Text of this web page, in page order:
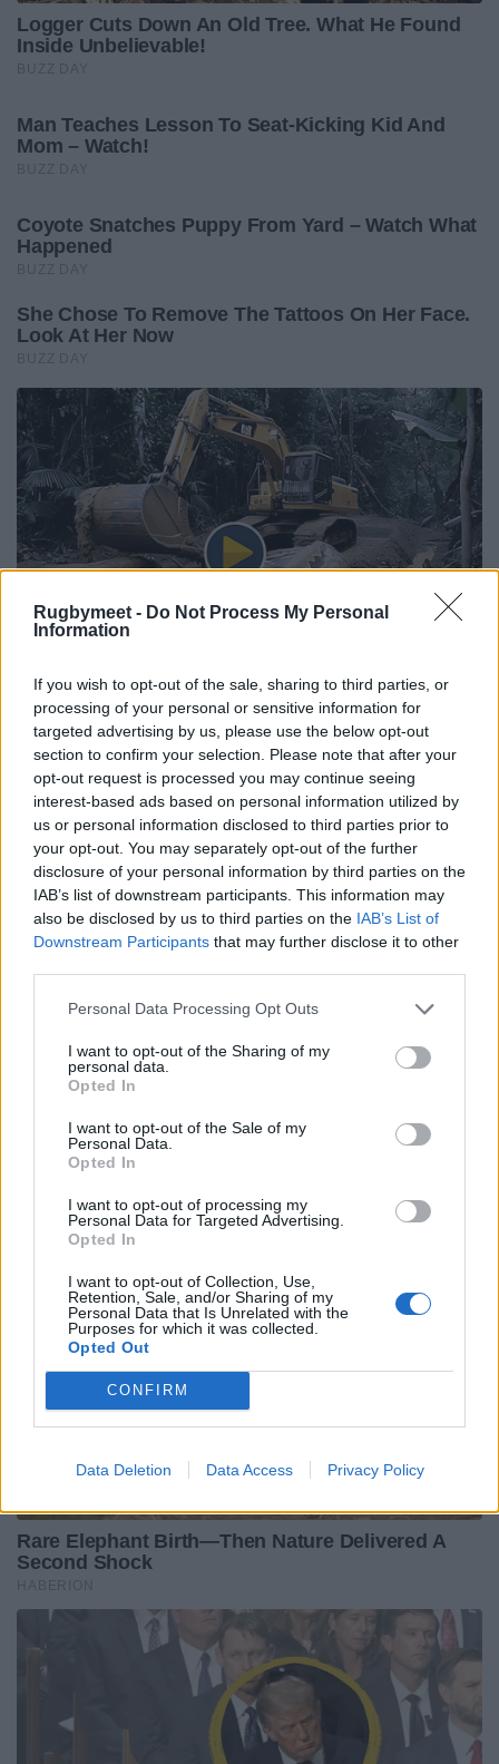
Rugbymeet - Do Not Process My Personal
Information
If you wish to opt-out of the sale, sharing to third parties, or
processing of your personal or sensitive information for
targeted advertising by us, please use the below opt-out
section to confirm your selection. Please note that after your
opt-out request is processed you may continue seeing
interest-based ads based on personal information utilized by
us or personal information disclosed to third parties prior to
your opt-out. You may separately opt-out of the further
disclosure of your personal information by third parties on the
IAB’s list of downstream participants. This information may
also be disclosed by us to third parties on the IAB’s List of
Downstream Participants that may further disclose it to other
Personal Data Processing Opt Outs
I want to opt-out of the Sharing of my
personal data.
Opted In
I want to opt-out of the Sale of my
Personal Data.
Opted In
I want to opt-out of processing my
Personal Data for Targeted Advertising.
Opted In
I want to opt-out of Collection, Use,
Retention, Sale, and/or Sharing of my
Personal Data that Is Unrelated with the
Purposes for which it was collected.
Opted Out
CONFIRM
Data Deletion Data Access Privacy Policy